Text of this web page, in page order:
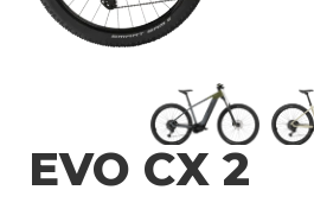
EVO CX 2